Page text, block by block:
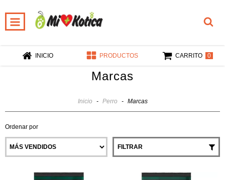
INICIO PRODUCTOS CARRITO 0
Marcas
Inicio - Perro - Marcas
Ordenar por
FILTRAR